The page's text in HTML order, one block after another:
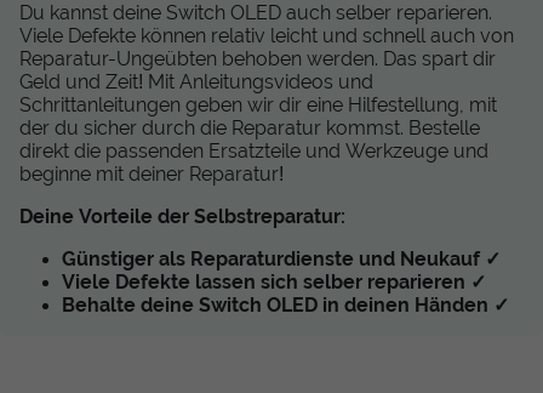
Du kannst deine Switch OLED auch selber reparieren.
Viele Defekte können relativ leicht und schnell auch von
Reparatur-Ungeübten behoben werden. Das spart dir
Geld und Zeit! Mit Anleitungsvideos und
Schrittanleitungen geben wir dir eine Hilfestellung, mit
der du sicher durch die Reparatur kommst. Bestelle
direkt die passenden Ersatzteile und Werkzeuge und
beginne mit deiner Reparatur!
Deine Vorteile der Selbstreparatur:
Günstiger als Reparaturdienste und Neukauf ✓
Viele Defekte lassen sich selber reparieren ✓
Behalte deine Switch OLED in deinen Händen ✓